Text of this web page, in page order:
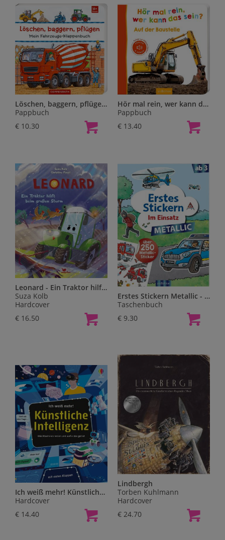
Löschen, baggern, pflügen: Mein Fahrzeuge-Klappenbuch
Pappbuch
€ 10.30
Hör mal rein, wer kann das sein? - Auf der Baustelle
Pappbuch
€ 13.40
Leonard - Ein Traktor hilft beim großen Sturm
Suza Kolb
Hardcover
€ 16.50
Erstes Stickern Metallic - Im Einsatz
Taschenbuch
€ 9.30
Ich weiß mehr! Künstliche Intelligenz
Hardcover
€ 14.40
Lindbergh
Torben Kuhlmann
Hardcover
€ 24.70